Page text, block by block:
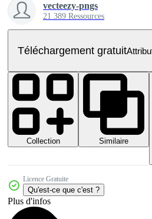
vecteezy-pngs
21 389 Ressources
Téléchargement gratuit
Collection
Similaire
Licence Gratuite
Qu'est-ce que c'est ?
Plus d'infos